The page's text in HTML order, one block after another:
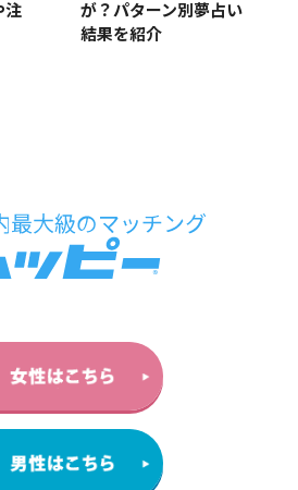
注
が？パターン別夢占い
結果を紹介